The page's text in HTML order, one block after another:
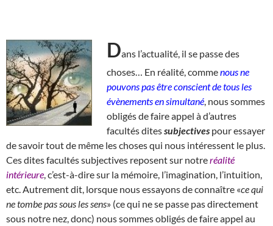
Dans l’actualité, il se passe des
choses… En réalité, commenous ne
pouvons pas être conscient de tous les
évènements en simultané , nous sommes
obligés de faire appel à d’autres
facultés ditessubjectives pour essayer
de savoir tout de même les choses qui nous intéressent le plus.
Ces dites facultés subjectives reposent sur notreréalité
intérieure , c’est-à-dire sur la mémoire, l’imagination, l’intuition,
etc. Autrement dit, lorsque nous essayons de connaître «ce qui
ne tombe pas sous les sens» (ce qui ne se passe pas directement
sous notre nez, donc) nous sommes obligés de faire appel au